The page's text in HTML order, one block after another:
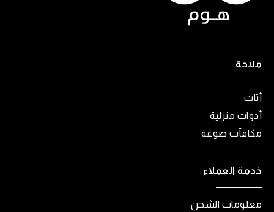
ملاحة
أثاث
أدوات منزلية
مكافآت صوغة
خدمة العملاء
معلومات الشحن